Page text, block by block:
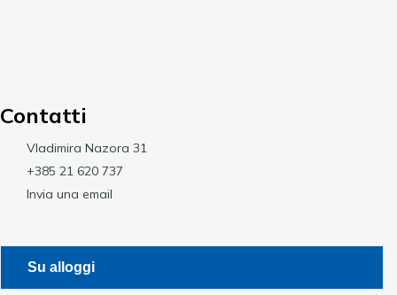
Contatti
Vladimira Nazora 31
+385 21 620 737
Invia una email
Su alloggi